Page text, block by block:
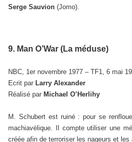
Serge Sauvion (Jomo).
9. Man O’War (La méduse)
NBC, 1er novembre 1977 – TF1, 6 mai
Ecrit par Larry Alexander
Réalisé par Michael O’Herlihy
M. Schubert est ruiné : pour se
machiavélique. Il compte utiliser une
créée afin de terroriser les nageurs et